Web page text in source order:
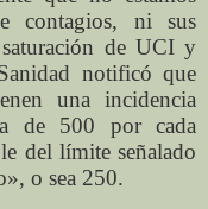
contagios, ni sus
saturación de UCI y
notificó que
una incidencia
de 500 por cada
del límite señalado
o sea 250.